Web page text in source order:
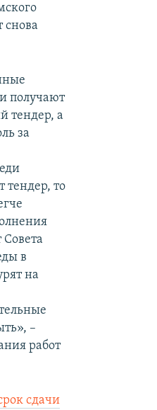
получают
тендер, а
за
тендер, то
в
на
–
работ
сдачи